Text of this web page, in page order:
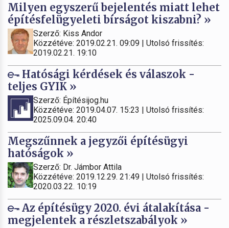
Milyen egyszerű bejelentés miatt lehet
építésfelügyeleti bírságot kiszabni? »
Szerző: Kiss Andor
Közzétéve: 2019.02.21. 09:09 | Utolsó frissítés:
2019.02.21. 19:10
Hatósági kérdések és válaszok -
teljes GYIK »
Szerző: Építésijog.hu
Közzétéve: 2019.04.07. 15:23 | Utolsó frissítés:
2025.09.04. 20:40
Megszűnnek a jegyzői építésügyi
hatóságok »
Szerző: Dr. Jámbor Attila
Közzétéve: 2019.12.29. 21:49 | Utolsó frissítés:
2020.03.22. 10:19
Az építésügy 2020. évi átalakítása -
megjelentek a részletszabályok »